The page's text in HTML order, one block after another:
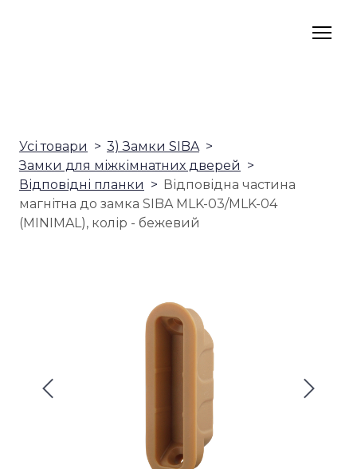
Усі товари
3) Замки SIBA
Замки для міжкімнатних дверей
Відповідні планки
Відповідна частина
магнітна до замка SIBA MLK-03/MLK-04
(MINIMAL), колір - бежевий